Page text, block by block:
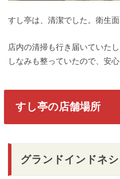
すし亭は、清潔でした。衛生
店内の清掃も行き届いていた
しなみも整っていたので、安
すし亭の店舗場所
グランドインドネ